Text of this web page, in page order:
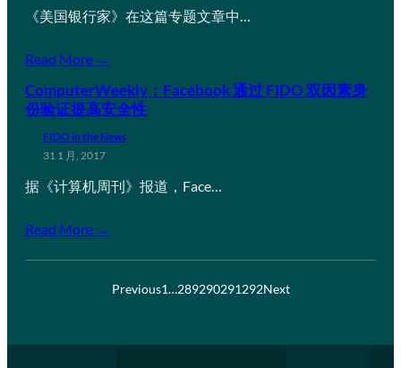
《美国银行家》在这篇专题文章中…
Read More →
ComputerWeekly：Facebook 通过 FIDO 双因素身
份验证提高安全性
FIDO in the News
31 1 月, 2017
据《计算机周刊》报道，Face…
Read More →
Previous1…289290291292Next